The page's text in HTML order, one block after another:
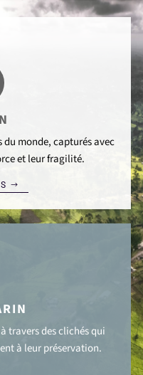
du monde, capturés avec
et leur fragilité.
travers des clichés qui
à leur préservation.